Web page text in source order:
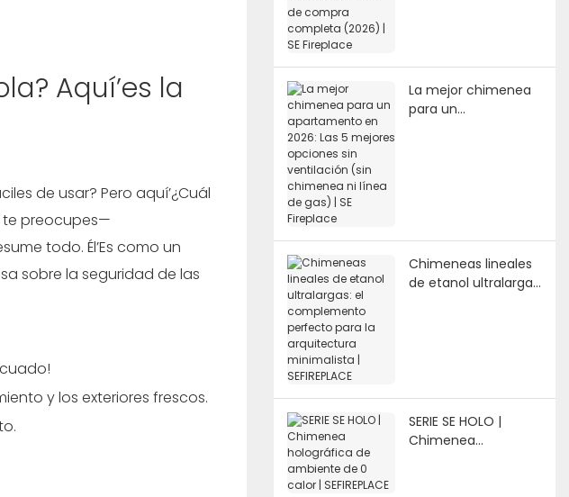
Aquí’es la
de usar? Pero aquí’¿Cuál
te preocupes—
todo. Él’Es como un
sobre la seguridad de las
y los exteriores frescos.
La mejor chimenea
para un
Chimeneas lineales
de etanol ultralargas:
SERIE SE HOLO |
Chimenea